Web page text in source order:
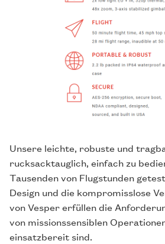
Unsere leichte, robuste und
rucksacktauglich, einfach zu
Tausenden von Flugstunden
Design und die kompromisslose
von Vesper erfüllen die
von missionssensiblen
einsatzbereit sind.